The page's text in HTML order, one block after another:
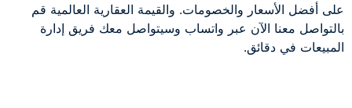
على أفضل الأسعار والخصومات. والقيمة العقارية العالمية قم
بالتواصل معنا الآن عبر واتساب وسيتواصل معك فريق إدارة
المبيعات في دقائق.